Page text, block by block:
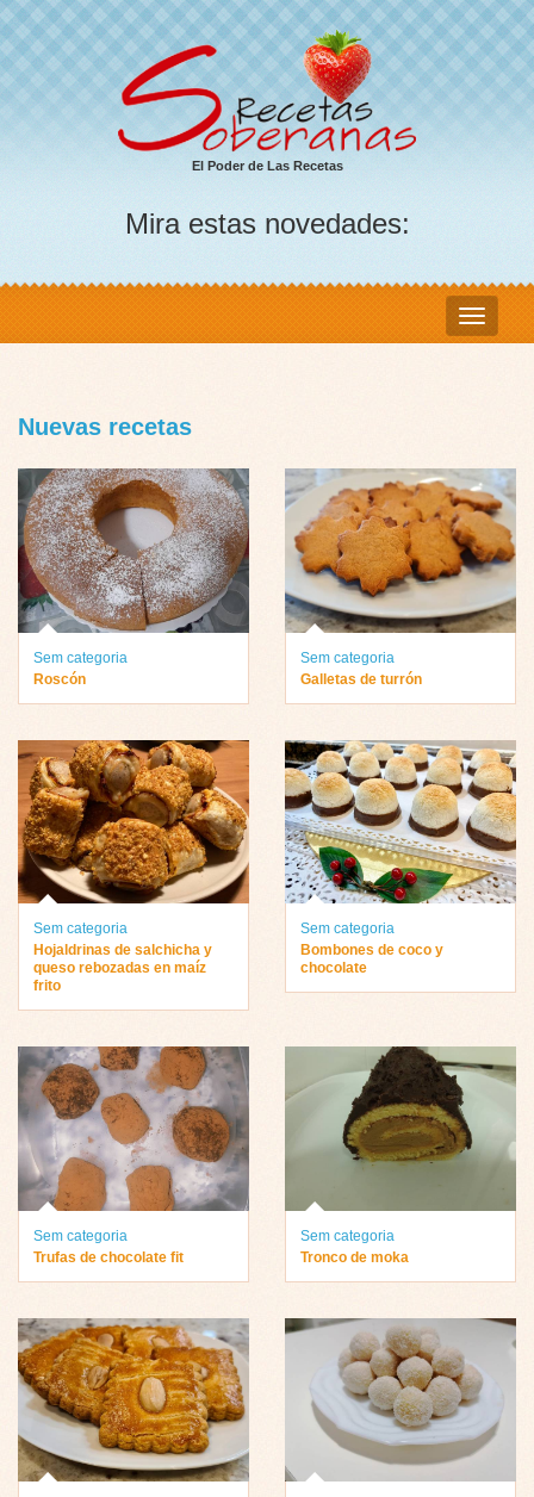
El Poder de Las Recetas
Mira estas novedades:
Nuevas recetas
Sem categoria
Roscón
Sem categoria
Galletas de turrón
Sem categoria
Hojaldrinas de salchicha y
queso rebozadas en maíz
frito
Sem categoria
Bombones de coco y
chocolate
Sem categoria
Trufas de chocolate fit
Sem categoria
Tronco de moka